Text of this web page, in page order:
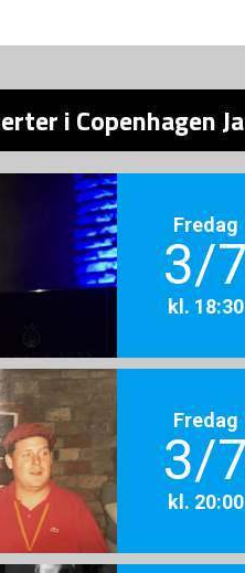
i Copenhagen
Fredag
3/7
kl. 18:30
Fredag
3/7
kl. 20:00